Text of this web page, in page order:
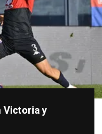
Victoria y